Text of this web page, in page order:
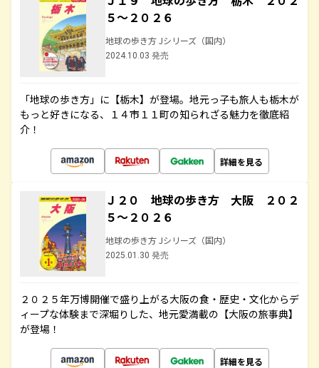
５～２０２６
地球の歩き方 Jシリーズ（国内）
2024.10.03 発売
「地球の歩き方」に【栃木】が登場。地元っ子も旅人も栃木が
もっと好きになる、１４市１１町の知られざる魅力を徹底紹
介！
詳細を見る
Ｊ２０ 地球の歩き方 大阪 ２０２
５～２０２６
地球の歩き方 Jシリーズ（国内）
2025.01.30 発売
２０２５年万博開催で盛り上がる大阪の食・歴史・文化からデ
ィープな体験まで深堀りした、地元愛満載の【大阪の旅事典】
が登場！
詳細を見る